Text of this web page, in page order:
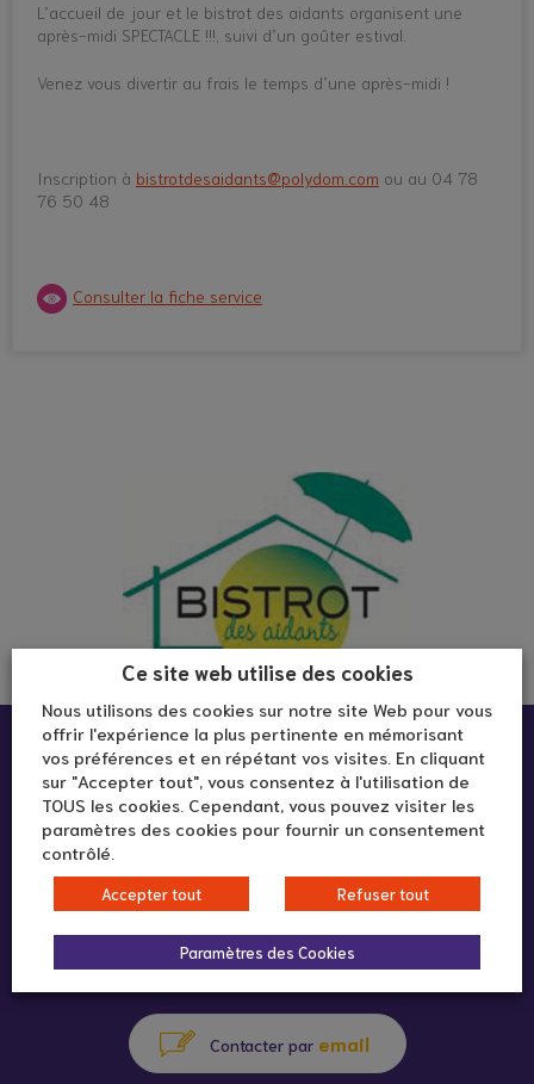
L’accueil de jour et le bistrot des aidants organisent une
après-midi SPECTACLE !!!, suivi d’un goûter estival.
Venez vous divertir au frais le temps d’une après-midi !
Inscription à bistrotdesaidants@polydom.com ou au 04 78
76 50 48
Consulter la fiche service
Infos pratiques :
15 rue Villon
69008 Lyon
appeler au04 78 76 50 48
Contacter par email
Ce site web utilise des cookies
Nous utilisons des cookies sur notre site Web pour vous
offrir l'expérience la plus pertinente en mémorisant
vos préférences et en répétant vos visites. En cliquant
sur "Accepter tout", vous consentez à l'utilisation de
TOUS les cookies. Cependant, vous pouvez visiter les
paramètres des cookies pour fournir un consentement
contrôlé.
Accepter tout Refuser tout
Paramètres des Cookies